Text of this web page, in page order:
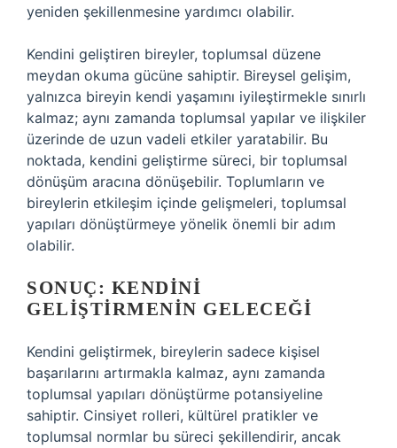
yeniden şekillenmesine yardımcı olabilir.
Kendini geliştiren bireyler, toplumsal düzene
meydan okuma gücüne sahiptir. Bireysel gelişim,
yalnızca bireyin kendi yaşamını iyileştirmekle sınırlı
kalmaz; aynı zamanda toplumsal yapılar ve ilişkiler
üzerinde de uzun vadeli etkiler yaratabilir. Bu
noktada, kendini geliştirme süreci, bir toplumsal
dönüşüm aracına dönüşebilir. Toplumların ve
bireylerin etkileşim içinde gelişmeleri, toplumsal
yapıları dönüştürmeye yönelik önemli bir adım
olabilir.
SONUÇ: KENDINI
GELIŞTIRMENIN GELECEĞI
Kendini geliştirmek, bireylerin sadece kişisel
başarılarını artırmakla kalmaz, aynı zamanda
toplumsal yapıları dönüştürme potansiyeline
sahiptir. Cinsiyet rolleri, kültürel pratikler ve
toplumsal normlar bu süreci şekillendirir, ancak